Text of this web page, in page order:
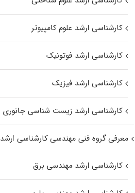
کارشناسی ارشد علوم کامپیوتر
کارشناسی ارشد فوتونیک
کارشناسی ارشد فیزیک
کارشناسی ارشد زیست‌ شناسی جانوری
معرفی گروه فنی مهندسی کارشناسی ارشد
کارشناسی ارشد مهندسی برق